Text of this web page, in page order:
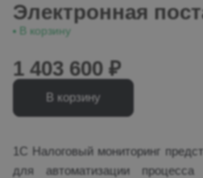
Электронная
В корзину
1 403 600 ₽
В корзину
1С Налоговый мониторинг
для автоматизации процесса